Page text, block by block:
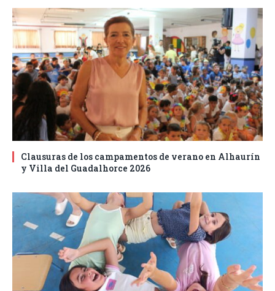
Clausuras de los campamentos de verano en Alhaurín
y Villa del Guadalhorce 2026